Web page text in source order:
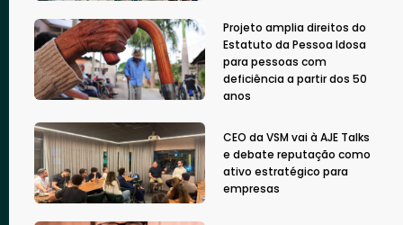
Projeto amplia direitos do
Estatuto da Pessoa Idosa
para pessoas com
deficiência a partir dos 50
anos
CEO da VSM vai à AJE Talks
e debate reputação como
ativo estratégico para
empresas